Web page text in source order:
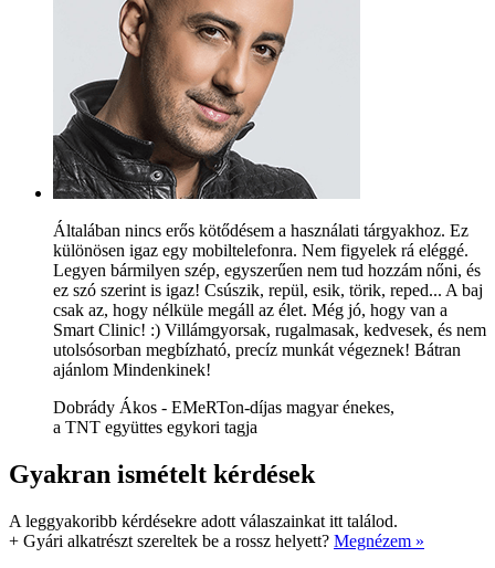
Általában nincs erős kötődésem a használati tárgyakhoz. Ez
különösen igaz egy mobiltelefonra. Nem figyelek rá eléggé.
Legyen bármilyen szép, egyszerűen nem tud hozzám nőni, és
ez szó szerint is igaz! Csúszik, repül, esik, törik, reped... A baj
csak az, hogy nélküle megáll az élet. Még jó, hogy van a
Smart Clinic! :) Villámgyorsak, rugalmasak, kedvesek, és nem
utolsósorban megbízható, precíz munkát végeznek! Bátran
ajánlom Mindenkinek!
Dobrády Ákos - EMeRTon-díjas magyar énekes,
a TNT együttes egykori tagja
Gyakran ismételt kérdések
A leggyakoribb kérdésekre adott válaszainkat itt találod.
+ Gyári alkatrészt szereltek be a rossz helyett? Megnézem »